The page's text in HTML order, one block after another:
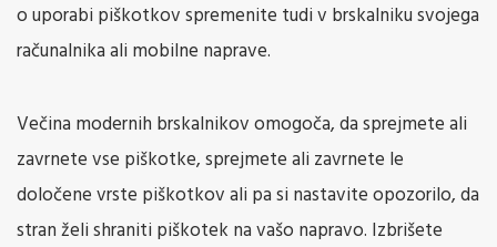
o uporabi piškotkov spremenite tudi v brskalniku svojega
računalnika ali mobilne naprave.
Večina modernih brskalnikov omogoča, da sprejmete ali
zavrnete vse piškotke, sprejmete ali zavrnete le
določene vrste piškotkov ali pa si nastavite opozorilo, da
stran želi shraniti piškotek na vašo napravo. Izbrišete